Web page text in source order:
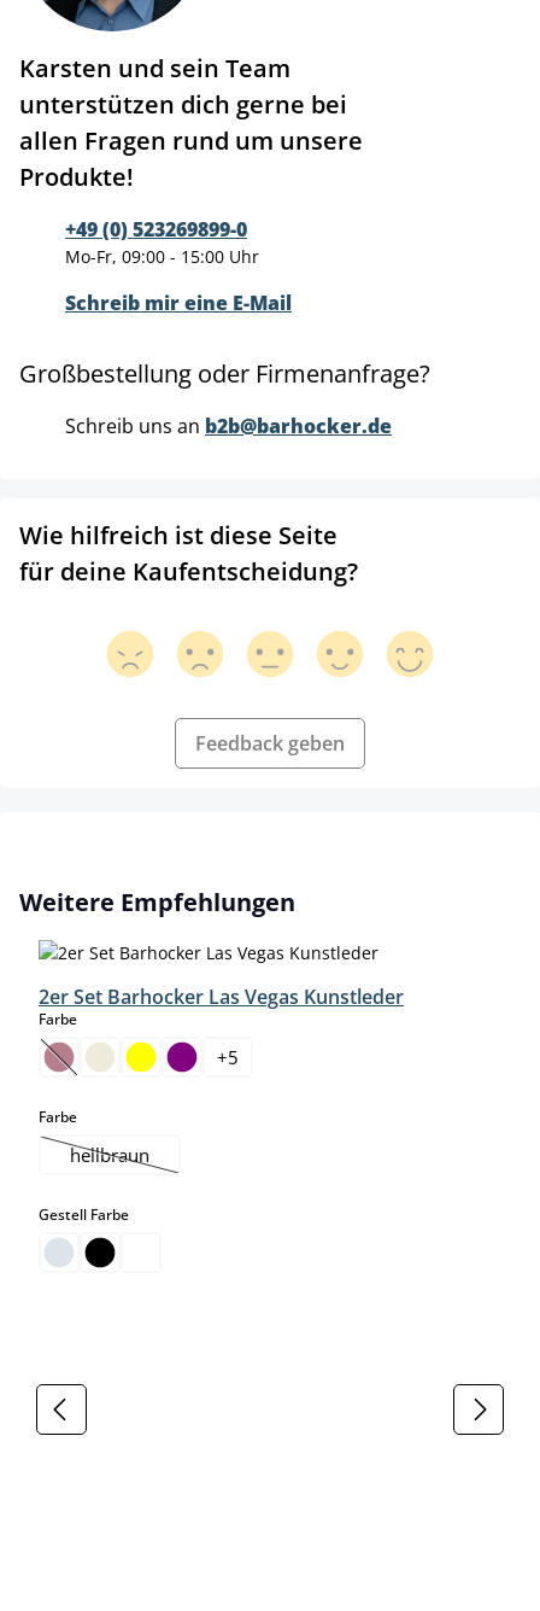
Karsten und sein Team
unterstützen dich gerne bei
allen Fragen rund um unsere
Produkte!
+49 (0) 523269899-0
Mo-Fr, 09:00 - 15:00 Uhr
Schreib mir eine E-Mail
Großbestellung oder Firmenanfrage?
Schreib uns an b2b@barhocker.de
Wie hilfreich ist diese Seite
für deine Kaufentscheidung?
Feedback geben
Produktgalerie überspringen
Weitere Empfehlungen
2er Set Barhocker Las Vegas Kunstleder
Farbeauswählen
(Diese Option ist zurzeit nicht verfügbar.)
+5
Farbeauswählen
hellbraun
(Diese Option ist zurzeit nicht verfügbar.)
Gestell Farbeauswählen